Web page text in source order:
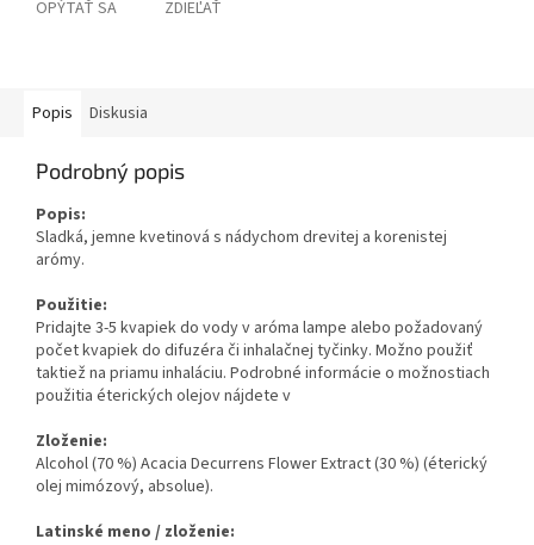
OPÝTAŤ SA ZDIEĽAŤ
Popis Diskusia
Podrobný popis
Popis:
Sladká, jemne kvetinová s nádychom drevitej a korenistej
arómy.
Použitie:
Pridajte 3-5 kvapiek do vody v aróma lampe alebo požadovaný
počet kvapiek do difuzéra či inhalačnej tyčinky. Možno použiť
taktiež na priamu inhaláciu. Podrobné informácie o možnostiach
použitia éterických olejov nájdete v
Zloženie:
Alcohol (70 %) Acacia Decurrens Flower Extract (30 %) (éterický
olej mimózový, absolue).
Latinské meno / zloženie: